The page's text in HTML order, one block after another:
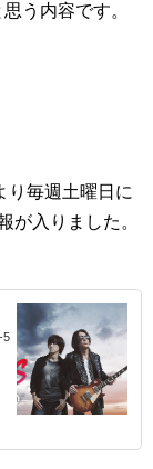
う内容です。
り毎週土曜日に
が入りました。
5